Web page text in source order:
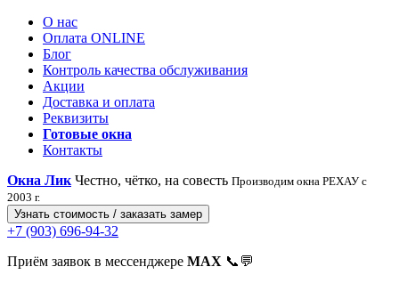
О нас
Оплата ONLINE
Блог
Контроль качества обслуживания
Акции
Доставка и оплата
Реквизиты
Готовые окна
Контакты
Окна Лик Честно, чётко, на совесть Производим окна РЕХАУ с
2003 г.
Узнать стоимость / заказать замер
+7 (903) 696-94-32
Приём заявок в мессенджере MAX 📞💬